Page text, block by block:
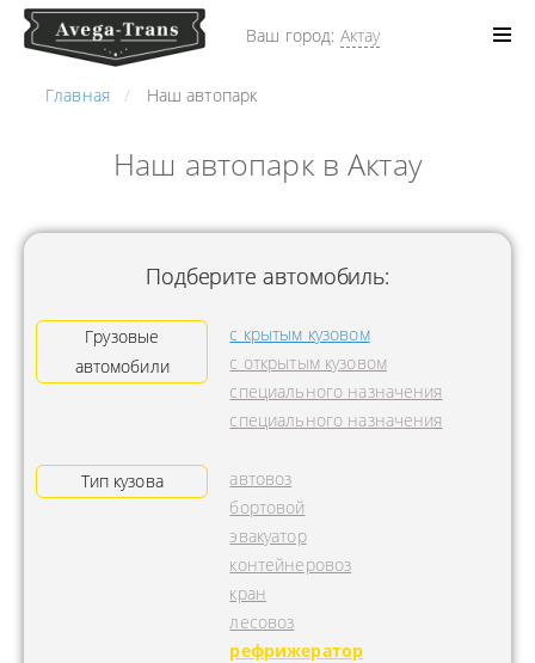
Ваш город: Актау
Главная Наш автопарк
Наш автопарк в Актау
Подберите автомобиль:
Грузовые
автомобили
с крытым кузовом
с открытым кузовом
специального назначения
специального назначения
Тип кузова
автовоз
бортовой
эвакуатор
контейнеровоз
кран
лесовоз
рефрижератор